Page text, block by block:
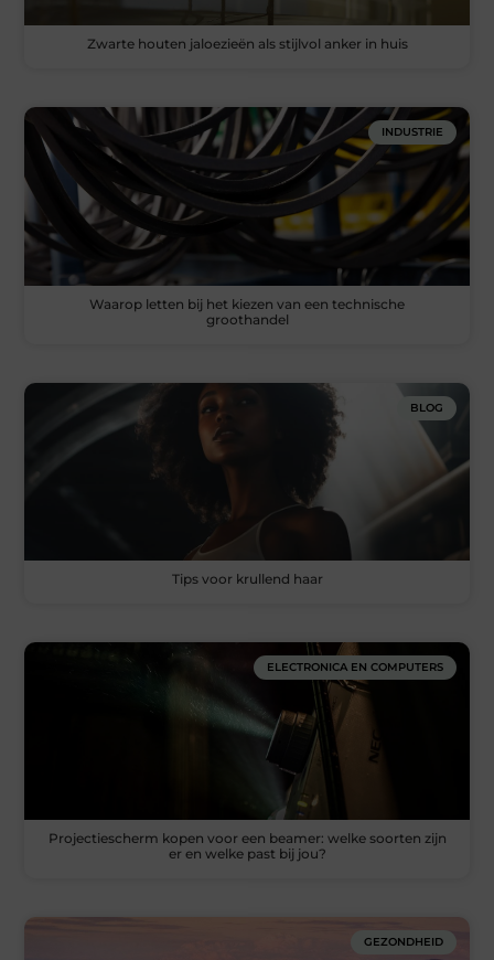
Zwarte houten jaloezieën als stijlvol anker in huis
INDUSTRIE
Waarop letten bij het kiezen van een technische
groothandel
BLOG
Tips voor krullend haar
ELECTRONICA EN COMPUTERS
Projectiescherm kopen voor een beamer: welke soorten zijn
er en welke past bij jou?
GEZONDHEID